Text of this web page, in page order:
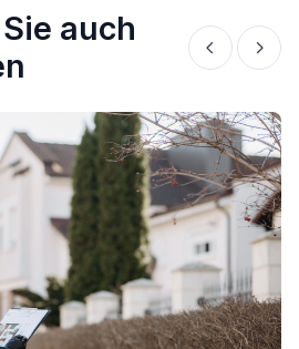
auch